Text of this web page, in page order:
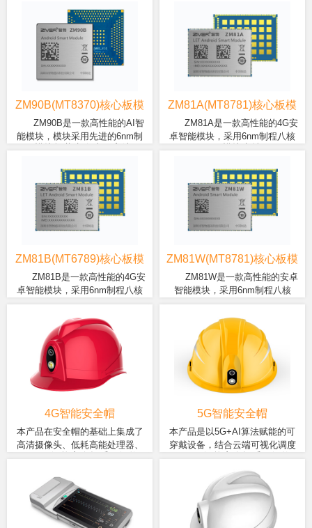
多领域多行业应用。
2.0GHz的Arm Cortex-A55高能效
核心，搭载Arm Mali-G68 MC4
GPU和高能效的AI处理器
MediaTek第三代APU。此外，天
玑900还支持了LPDDR5内存和
UFS 3.1存储，可适配120Hz屏幕
的功能接口，包含LCM、触摸
屏、摄像头、麦克风、扬声
器、UART 接口、USB 接口、
I2C 接口、 SPI 接口，PCIe 接
口等等；可提供语音、短信、
通讯簿，可广泛应用于 5G网络
智能POS 收银机、物流终端、
VR Camera、智能机器人、视
频监控、安防监控、智能信息
采集设备、智能手持终端、无
主频2.0GHz) ，950Mhz Mali G57
等级GPU，832MHz主频APU算
力可达4.0TOPs， 832M SCP 处
理器，800MHz 的可程式化音频
HiFi4 DSP。模块拥有强劲的多媒
(4K@30fps+4K@60fps)显示器，
并可支持32MP摄像头以及双摄同
时使用，可采用高阶的H265、
HEVC针对4K@30fps高画质视频
HEVC 或 VP9的针对4K75fps高
画质视频内容进行解码。
eMMC存储，默认搭载Android
13或以上操作系统。板载支持
2.4G/5G双频WIFI (可选支持
WIFI6)、蓝牙5.0、以太网
MAC、电源管理、充放电等。
DSI、EDP、DP、HDMI、
Touch、Camera*2、
USBx3(USB2.0x2，
USB3.1x1)、UARTx4、
ZM90B(MT8370)核心板模
块
ZM90B是一款高性能的AI智
能模块，模块采用先进的6nm制
主频2.0GHz) ，950Mhz Mali G57
等级GPU， APU算力可达
3.2TOPs， 832M SCP 处理器，
800MHz 的可程式化音频HiFi4
DSP。模块拥有强劲的多媒体性
(4K@30fps+4K@60fps)显示器，
时使用，可采用高阶的H265、
HEVC针对4K@30fps高画质视频
HEVC 或 VP9的针对4K60fps高
画质视频内容进行解码。
eMMC存储，默认搭载Android
13或以上操作系统。板载支持
2.4G/5G双频WIFI (可选支持
WIFI6)、蓝牙5.0、以太网
MAC、电源管理、充放电等。
DSI、EDP、DP、HDMI、
Touch、Camera*2、
USBx3(USB2.0x2，
USB3.1x1)、UARTx4、
ADCx3、Keypad、GPIOs等。
ZM81A(MT8781)核心板模
块
ZM81A是一款高性能的4G安
卓智能模块，采用6nm制程八核
CPU架构，八核心(2x Cortex-A76
2.0GHz)，这将为您提供更高的效
能，带来更畅快的使用体验。高
性能 LPDDR4X (最高12GB)内存
频率可高达 4266MHz，及更快数
据传输的 UFS 2.2，搭载高性能
持2K屏幕 120Hz刷新率，提供流
组目前包含3个版本：ZM81A、
ZM81B、ZM81W。
频Wi-Fi、蓝牙 5.2、多星
GNSS(GPS/北
斗/GLONASS/QZSS/Galileo)
定位。集成了丰富的功能接
口，包含LCM、触摸屏、摄像
USB、I2C、SPI、SDIO 接口
等等，可外接各种外设和行业
模块。
ZM81B(MT6789)核心板模
块
ZM81B是一款高性能的4G安
卓智能模块，采用6nm制程八核
CPU架构，八核心(2x Cortex-A76
@ 2.2GHz + 6x Cortex-A55 @
2.0GHz)，这将为您提供更高的效
能，带来更畅快的使用体验。高
性能 LPDDR4X (最高12GB)内存
频率可高达 4266MHz，及更快数
据传输的 UFS 2.2，搭载高性能
持FHD+屏幕 120Hz刷新率，提供
流畅的游戏和图形体验。该系列
模组目前包含3个版本：ZM81A、
ZM81B、ZM81W。
Cat-6/Cat-13网络、2.4G/5G双
频Wi-Fi、蓝牙 5.2、多星
GNSS(GPS/北
斗/GLONASS/QZSS/Galileo)
定位。集成了丰富的功能接
口，包含LCM、触摸屏、摄像
头、麦克风、扬声器、UART、
USB、I2C、SPI、SDIO 接口
等等，可外接各种外设和行业
模块。
ZM81W(MT8781)核心板模
块
ZM81W是一款高性能的安卓
智能模块，采用6nm制程八核
CPU架构，八核心(2x Cortex-A76
@ 2.2GHz + 6x Cortex-A55 @
2.0GHz)，这将为您提供更高的效
能，带来更畅快的使用体验。高
性能 LPDDR4X (最高12GB)内存
频率可高达 4266MHz，及更快数
据传输的 UFS 2.2，搭载高性能
GPU Arm Mali-G57 MC2，可支
持2K屏幕 120Hz刷新率，提供流
畅的游戏和图形体验。该系列模
组目前包含3个版本：ZM81A、
ZM81B、ZM81W。
双频Wi-Fi(可选支持WIFI6)、蓝
牙 5.2、多星GNSS(GPS/北
斗/GLONASS/QZSS/Galileo)
定位。集成了丰富的功能接
口，包含LCM、触摸屏、摄像
头、麦克风、扬声器、UART、
USB、I2C、SPI、SDIO 接口
等等，可外接各种外设和行业
模块。
4G智能安全帽
本产品在安全帽的基础上集成了
高清摄像头、低耗高能处理器、
多种传感器、4G/WIFI通信主板等
算、物联网、传感器、AI人工智
能等技术为用户提供满足多种行
业需求的产品和方案。
12nm四核/八核低功耗处理器、
最高6+256G内存。基础版支持
音视频通话、视频监控、语音
广播、GPS/北斗定位、轨迹回
5G智能安全帽
本产品是以5G+AI算法赋能的可
穿戴设备，结合云端可视化调度
网、传感器、AI人工智能等技
术，为用户提供前沿的指挥调度
和AI安全守护。
ZM82A智能模块、集成了国产
6nm旗舰芯、最高8+256G内
存。5G基础版支持音视频通
话、视频监控、语音广播、
GPS/北斗定位、轨迹回放、电